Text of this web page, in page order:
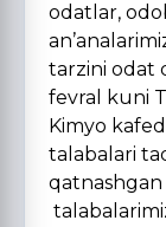
odatlar,
tarzini odat
fevral kuni
Kimyo
talabalari